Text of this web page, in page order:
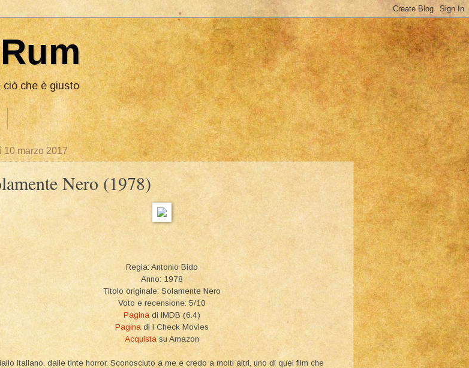
ciò che è giusto
10 marzo 2017
Nero (1978)
Regia: Antonio Bido
Anno: 1978
Titolo originale: Solamente Nero
Voto e recensione: 5/10
Pagina di IMDB (6.4)
Pagina di I Check Movies
Acquista su Amazon
italiano, dalle tinte horror. Sconosciuto a me e credo a molti altri, uno di quei film che